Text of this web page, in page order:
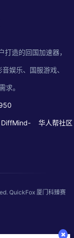
造的回国加速器，
娱乐、国服游戏、
求。
DiffMind- 华人帮社区
QuickFox 厦门科臻赛